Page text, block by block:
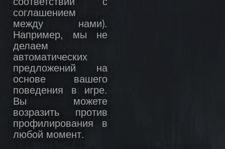
соответствии с
соглашением
между нами).
Например, мы не
делаем
автоматических
предложений на
основе вашего
поведения в игре.
Вы можете
возразить против
профилирования в
любой момент.